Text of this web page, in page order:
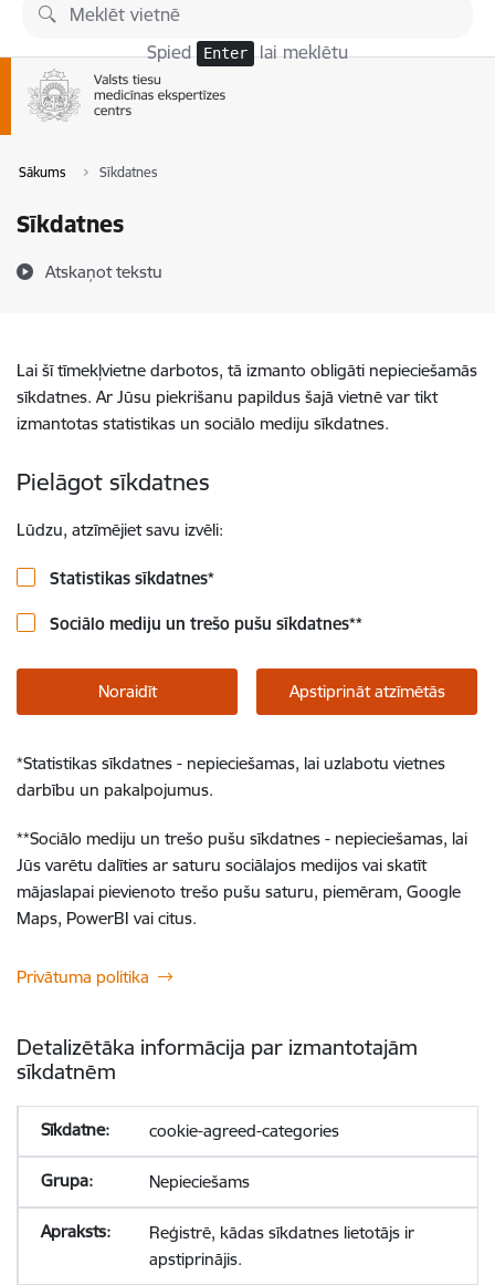
Pāriet uz lapas saturu
Spied Enter lai meklētu
Sākums Sīkdatnes
Sīkdatnes
Atskaņot tekstu
Lai šī tīmekļvietne darbotos, tā izmanto obligāti nepieciešamās
sīkdatnes. Ar Jūsu piekrišanu papildus šajā vietnē var tikt
izmantotas statistikas un sociālo mediju sīkdatnes.
Pielāgot sīkdatnes
Lūdzu, atzīmējiet savu izvēli:
Statistikas sīkdatnes*
Sociālo mediju un trešo pušu sīkdatnes**
Noraidīt Apstiprināt atzīmētās
*Statistikas sīkdatnes - nepieciešamas, lai uzlabotu vietnes
darbību un pakalpojumus.
**Sociālo mediju un trešo pušu sīkdatnes - nepieciešamas, lai
Jūs varētu dalīties ar saturu sociālajos medijos vai skatīt
mājaslapai pievienoto trešo pušu saturu, piemēram, Google
Maps, PowerBI vai citus.
Privātuma politika
Detalizētāka informācija par izmantotajām
sīkdatnēm
cookie-agreed-categories
Nepieciešams
Reģistrē, kādas sīkdatnes lietotājs ir
apstiprinājis.